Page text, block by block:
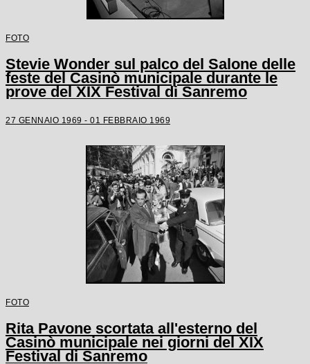
FOTO
Stevie Wonder sul palco del Salone delle
feste del Casinò municipale durante le
prove del XIX Festival di Sanremo
27 GENNAIO 1969 - 01 FEBBRAIO 1969
FOTO
Rita Pavone scortata all'esterno del
Casinò municipale nei giorni del XIX
Festival di Sanremo